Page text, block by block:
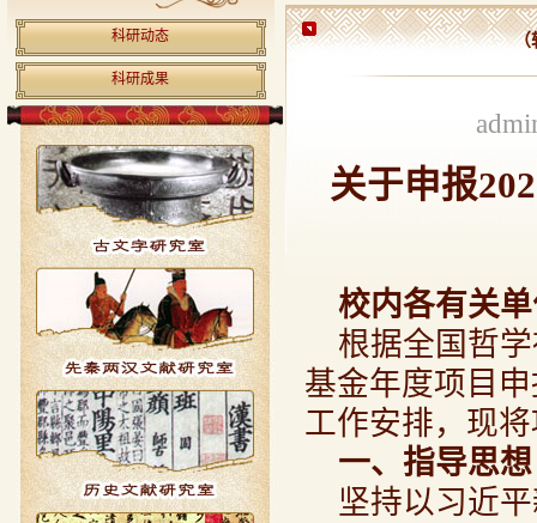
科研动态
科研成果
（
关于申报
校内各有关
根据全国哲
基金年度项目
工作安排，现
一、指导思想
坚持以习近